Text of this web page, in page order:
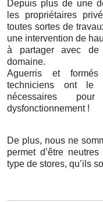
Depuis plus de une
les propriétaires
toutes sortes de
une intervention de
à partager avec de
domaine.
Aguerris et
techniciens ont le
nécessaires
dysfonctionnement !
De plus, nous ne
permet d’être
type de stores, qu’ils